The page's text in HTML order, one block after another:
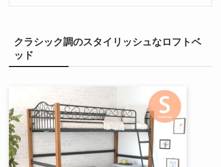
クラシック調のスタイリッシュなロフトベ
ッド